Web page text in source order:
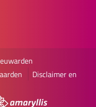
Disclaimer en